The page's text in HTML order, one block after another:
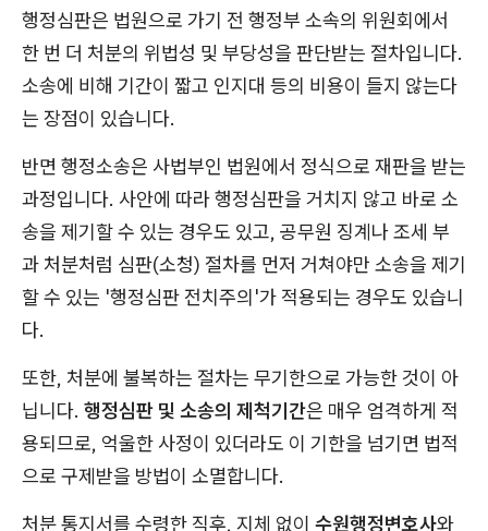
행정심판은 법원으로 가기 전 행정부 소속의 위원회에서
한 번 더 처분의 위법성 및 부당성을 판단받는 절차입니다.
소송에 비해 기간이 짧고 인지대 등의 비용이 들지 않는다
는 장점이 있습니다.
반면 행정소송은 사법부인 법원에서 정식으로 재판을 받는
과정입니다. 사안에 따라 행정심판을 거치지 않고 바로 소
송을 제기할 수 있는 경우도 있고, 공무원 징계나 조세 부
과 처분처럼 심판(소청) 절차를 먼저 거쳐야만 소송을 제기
할 수 있는 '행정심판 전치주의'가 적용되는 경우도 있습니
다.
또한, 처분에 불복하는 절차는 무기한으로 가능한 것이 아
닙니다. 행정심판 및 소송의 제척기간은 매우 엄격하게 적
용되므로, 억울한 사정이 있더라도 이 기한을 넘기면 법적
으로 구제받을 방법이 소멸합니다.
처분 통지서를 수령한 직후, 지체 없이 수원행정변호사와